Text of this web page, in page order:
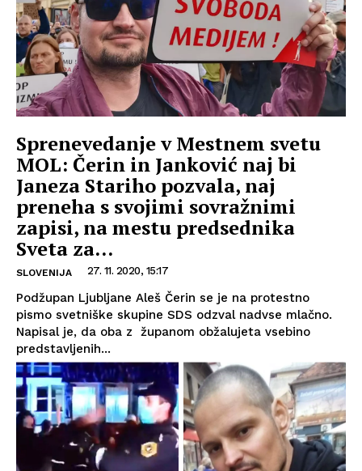
Sprenevedanje v Mestnem svetu
MOL: Čerin in Janković naj bi
Janeza Stariho pozvala, naj
preneha s svojimi sovražnimi
zapisi, na mestu predsednika
Sveta za...
SLOVENIJA 27. 11. 2020, 15:17
Podžupan Ljubljane Aleš Čerin se je na protestno
pismo svetniške skupine SDS odzval nadvse mlačno.
Napisal je, da oba z županom obžalujeta vsebino
predstavljenih...